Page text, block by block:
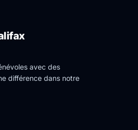
avec des
différence dans notre